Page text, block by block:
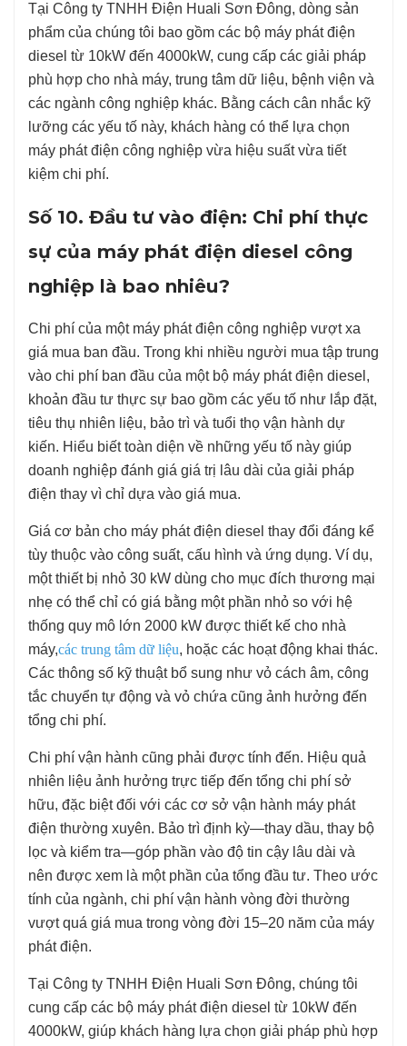
Tại Công ty TNHH Điện Huali Sơn Đông, dòng sản
phẩm của chúng tôi bao gồm các bộ máy phát điện
diesel từ 10kW đến 4000kW, cung cấp các giải pháp
phù hợp cho nhà máy, trung tâm dữ liệu, bệnh viện và
các ngành công nghiệp khác. Bằng cách cân nhắc kỹ
lưỡng các yếu tố này, khách hàng có thể lựa chọn
máy phát điện công nghiệp vừa hiệu suất vừa tiết
kiệm chi phí.
Số 10. Đầu tư vào điện: Chi phí thực
sự của máy phát điện diesel công
nghiệp là bao nhiêu?
Chi phí của một máy phát điện công nghiệp vượt xa
giá mua ban đầu. Trong khi nhiều người mua tập trung
vào chi phí ban đầu của một bộ máy phát điện diesel,
khoản đầu tư thực sự bao gồm các yếu tố như lắp đặt,
tiêu thụ nhiên liệu, bảo trì và tuổi thọ vận hành dự
kiến. Hiểu biết toàn diện về những yếu tố này giúp
doanh nghiệp đánh giá giá trị lâu dài của giải pháp
điện thay vì chỉ dựa vào giá mua.
Giá cơ bản cho máy phát điện diesel thay đổi đáng kể
tùy thuộc vào công suất, cấu hình và ứng dụng. Ví dụ,
một thiết bị nhỏ 30 kW dùng cho mục đích thương mại
nhẹ có thể chỉ có giá bằng một phần nhỏ so với hệ
thống quy mô lớn 2000 kW được thiết kế cho nhà
máy,các trung tâm dữ liệu, hoặc các hoạt động khai thác.
Các thông số kỹ thuật bổ sung như vỏ cách âm, công
tắc chuyển tự động và vỏ chứa cũng ảnh hưởng đến
tổng chi phí.
Chi phí vận hành cũng phải được tính đến. Hiệu quả
nhiên liệu ảnh hưởng trực tiếp đến tổng chi phí sở
hữu, đặc biệt đối với các cơ sở vận hành máy phát
điện thường xuyên. Bảo trì định kỳ—thay dầu, thay bộ
lọc và kiểm tra—góp phần vào độ tin cậy lâu dài và
nên được xem là một phần của tổng đầu tư. Theo ước
tính của ngành, chi phí vận hành vòng đời thường
vượt quá giá mua trong vòng đời 15–20 năm của máy
phát điện.
Tại Công ty TNHH Điện Huali Sơn Đông, chúng tôi
cung cấp các bộ máy phát điện diesel từ 10kW đến
4000kW, giúp khách hàng lựa chọn giải pháp phù hợp